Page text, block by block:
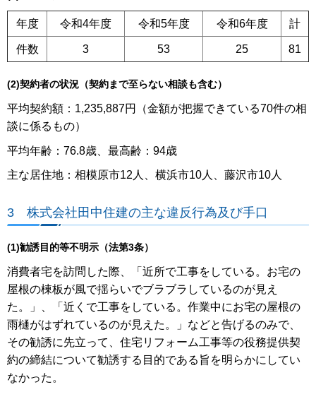
年度 令和4年度 令和5年度 令和6年度 計
件数 3 53 25 81
(2)契約者の状況（契約まで至らない相談も含む）
平均契約額：1,235,887円（金額が把握できている70件の相
談に係るもの）
平均年齢：76.8歳、最高齢：94歳
主な居住地：相模原市12人、横浜市10人、藤沢市10人
3 株式会社田中住建の主な違反行為及び手口
(1)勧誘目的等不明示（法第3条）
消費者宅を訪問した際、「近所で工事をしている。お宅の
屋根の棟板が風で揺らいでブラブラしているのが見え
た。」、「近くで工事をしている。作業中にお宅の屋根の
雨樋がはずれているのが見えた。」などと告げるのみで、
その勧誘に先立って、住宅リフォーム工事等の役務提供契
約の締結について勧誘する目的である旨を明らかにしてい
なかった。